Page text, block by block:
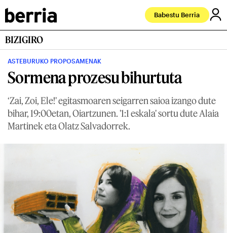
Babestu Berria
BIZIGIRO
ASTEBURUKO PROPOSAMENAK
Sormena prozesu bihurtuta
‘Zai, Zoi, Ele!' egitasmoaren seigarren saioa izango dute
bihar, 19:00etan, Oiartzunen. '1:1 eskala' sortu dute Alaia
Martinek eta Olatz Salvadorrek.